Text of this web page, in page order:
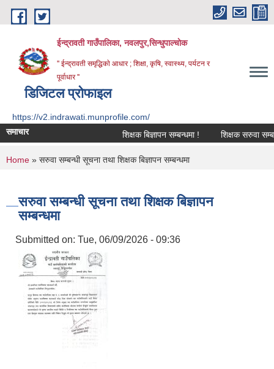
Skip to main content
ईन्द्रावती गाउँपालिका, नवलपुर,सिन्धुपाल्चाेक
'' ईन्द्रावती समृद्धिकाे आधार ; शिक्षा, कृषि, स्वास्थ्य, पर्यटन र
पूर्वाधार ''
डिजिटल प्रोफाइल
https://v2.indrawati.munprofile.com/
समाचार
शिक्षक बिज्ञापन सम्बन्धमा ! शिक्षक सरुवा
You are here
Home » सरुवा सम्बन्धी सूचना तथा शिक्षक बिज्ञापन सम्बन्धमा
सरुवा सम्बन्धी सूचना तथा शिक्षक बिज्ञापन
सम्बन्धमा
Submitted on: Tue, 06/09/2026 - 09:36